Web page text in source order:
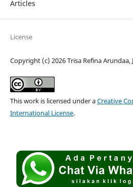
Articles
License
Copyright (c) 2026 Trisa Refina
This work is licensed under aCreative
International License.